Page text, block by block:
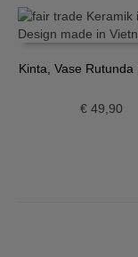
Kinta, Vase Rutunda
€49,90